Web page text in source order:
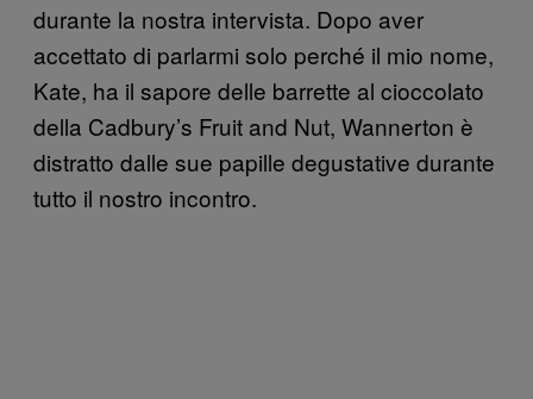
durante la nostra intervista. Dopo aver
accettato di parlarmi solo perché il mio nome,
Kate, ha il sapore delle barrette al cioccolato
della Cadbury’s Fruit and Nut, Wannerton è
distratto dalle sue papille degustative durante
tutto il nostro incontro.